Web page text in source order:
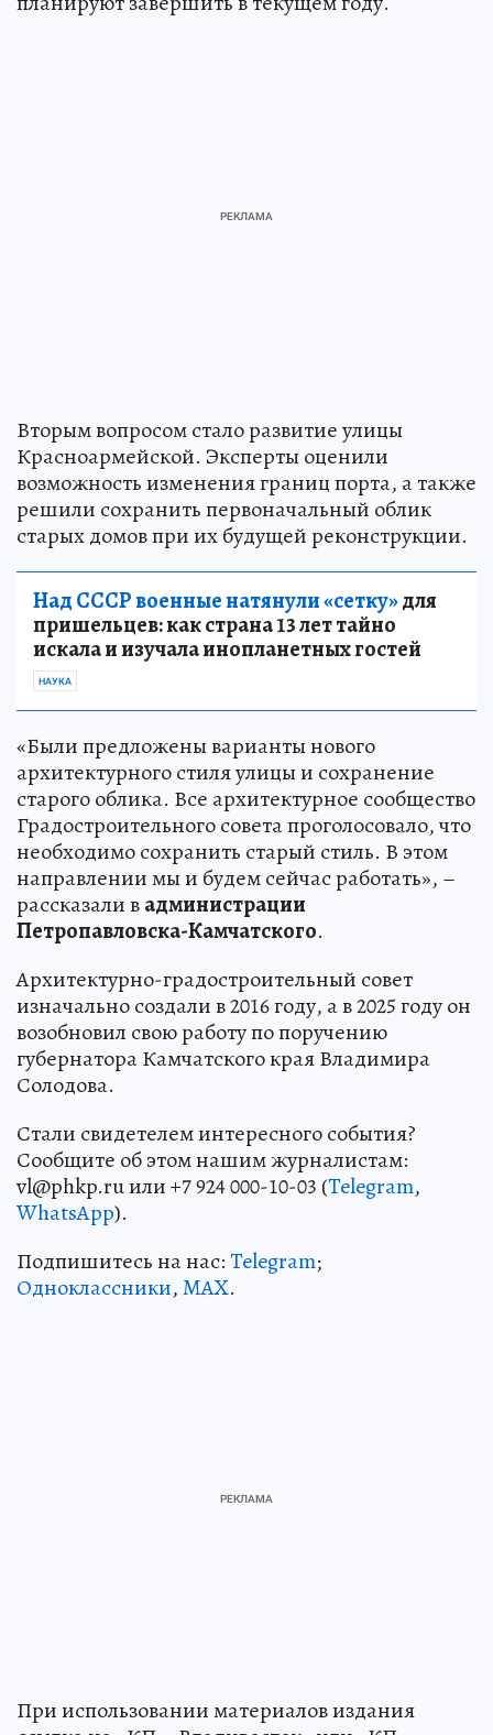
Вторым вопросом стало развитие улицы
Красноармейской. Эксперты оценили
возможность изменения границ порта, а также
решили сохранить первоначальный облик
старых домов при их будущей реконструкции.
Над СССР военные натянули «сетку»для
пришельцев: как страна 13 лет тайно
искала и изучала инопланетных гостей
НАУКА
«Были предложены варианты нового
архитектурного стиля улицы и сохранение
старого облика. Все архитектурное сообщество
Градостроительного совета проголосовало, что
необходимо сохранить старый стиль. В этом
направлении мы и будем сейчас работать», –
рассказали вадминистрации
Петропавловска-Камчатского.
Архитектурно-градостроительный совет
изначально создали в 2016 году, а в 2025 году он
возобновил свою работу по поручению
губернатора Камчатского края Владимира
Солодова.
Стали свидетелем интересного события?
Сообщите об этом нашим журналистам:
vl@phkp.ru или +7 924 000-10-03 (Telegram,
WhatsApp).
Подпишитесь на нас:Telegram;
Одноклассники,MAX.
При использовании материалов издания